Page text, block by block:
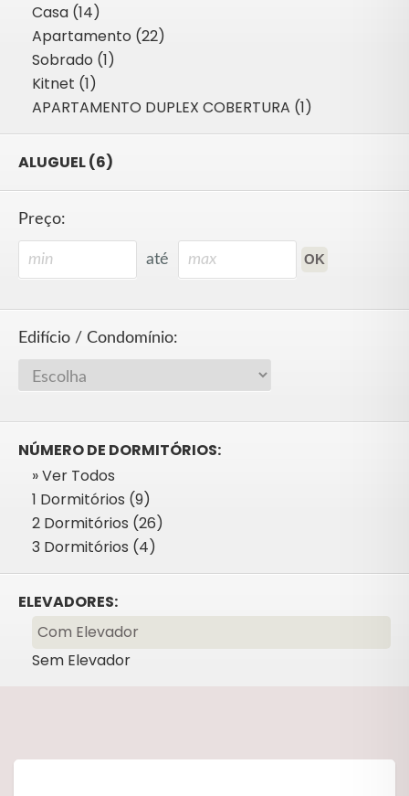
Casa (14)
Apartamento (22)
Sobrado (1)
Kitnet (1)
APARTAMENTO DUPLEX COBERTURA (1)
ALUGUEL (6)
Preço:
até
Edifício / Condomínio:
NÚMERO DE DORMITÓRIOS:
» Ver Todos
1 Dormitórios (9)
2 Dormitórios (26)
3 Dormitórios (4)
ELEVADORES:
Com Elevador
Sem Elevador